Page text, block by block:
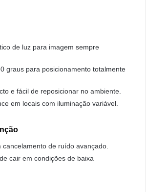
de luz para imagem sempre
graus para posicionamento totalmente
e fácil de reposicionar no ambiente.
em locais com iluminação variável.
cancelamento de ruído avançado.
cair em condições de baixa